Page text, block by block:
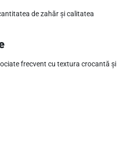
de zahăr și calitatea
frecvent cu textura crocantă și